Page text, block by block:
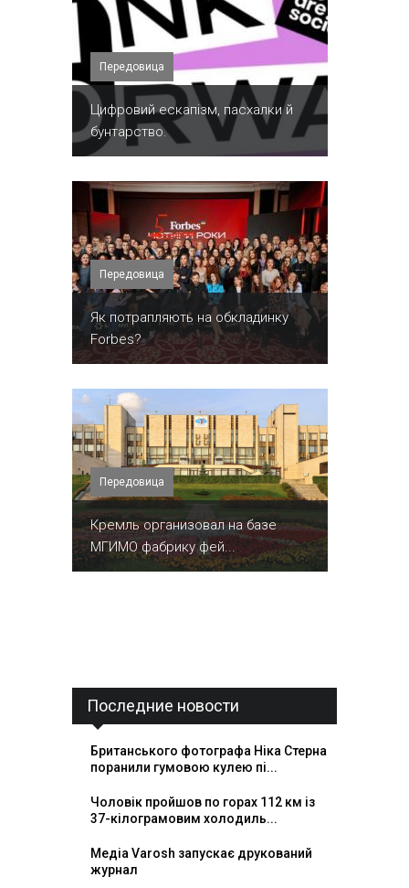
Передовица
​Цифровий ескапізм, пасхалки й
бунтарство.
Передовица
​Як потрапляють на обкладинку
Forbes?
Передовица
Кремль организовал на базе
МГИМО фабрику фей...
Последние новости
Британського фотографа Ніка Стерна
поранили гумовою кулею пі...
Чоловік пройшов по горах 112 км із
37-кілограмовим холодиль...
Медіа Varosh запускає друкований
журнал